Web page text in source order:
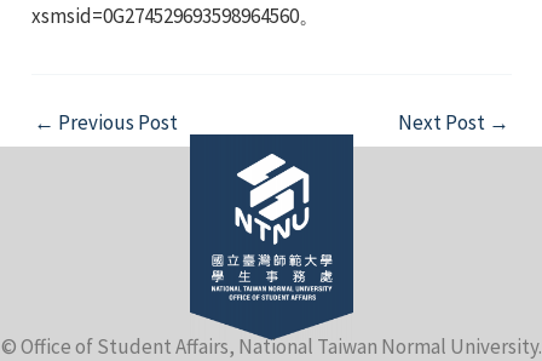
xsmsid=0G274529693598964560。
Post
navigation
← Previous Post Next Post →
© Office of Student Affairs, National Taiwan Normal University.